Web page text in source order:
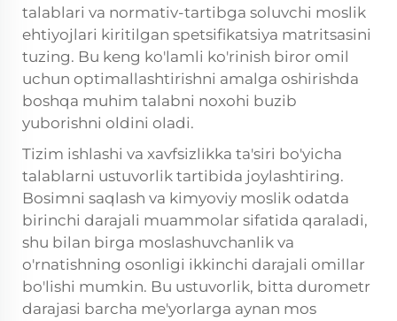
talablari va normativ-tartibga soluvchi moslik
ehtiyojlari kiritilgan spetsifikatsiya matritsasini
tuzing. Bu keng ko'lamli ko'rinish biror omil
uchun optimallashtirishni amalga oshirishda
boshqa muhim talabni noxohi buzib
yuborishni oldini oladi.
Tizim ishlashi va xavfsizlikka ta'siri bo'yicha
talablarni ustuvorlik tartibida joylashtiring.
Bosimni saqlash va kimyoviy moslik odatda
birinchi darajali muammolar sifatida qaraladi,
shu bilan birga moslashuvchanlik va
o'rnatishning osonligi ikkinchi darajali omillar
bo'lishi mumkin. Bu ustuvorlik, bitta durometr
darajasi barcha me'yorlarga aynan mos